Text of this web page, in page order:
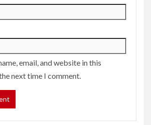
email, and website in this
next time I comment.